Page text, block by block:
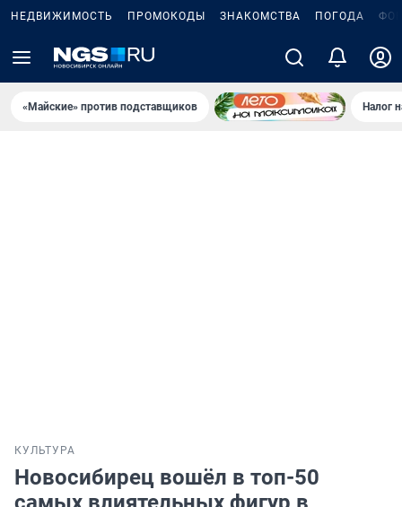
НЕДВИЖИМОСТЬ ПРОМОКОДЫ ЗНАКОМСТВА ПОГОДА
«Майские» против подставщиков Налог
КУЛЬТУРА
Новосибирец вошёл в топ-50